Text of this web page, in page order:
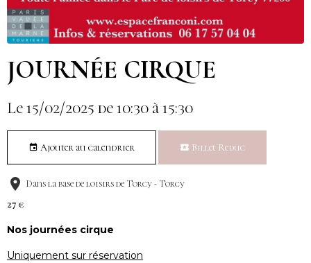
JOURNÉE CIRQUE
Le 15/02/2025 de 10:30 à 15:30
Ajouter au calendrier Billet Reduc
Dans la base de loisirs de Torcy - Torcy
27 €
Nos journées cirque
Uniquement sur réservation